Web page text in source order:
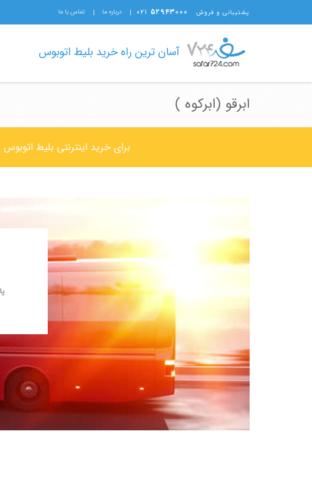
پشتیبانی و فروش ۵۲۹۴۳۰۰۰ ۰۲۱ درباره ما تماس با ما
آسان ترین راه خرید بلیط اتوبوس
ابرقو (ابرکوه )
برای خرید اینترنتی بلیط